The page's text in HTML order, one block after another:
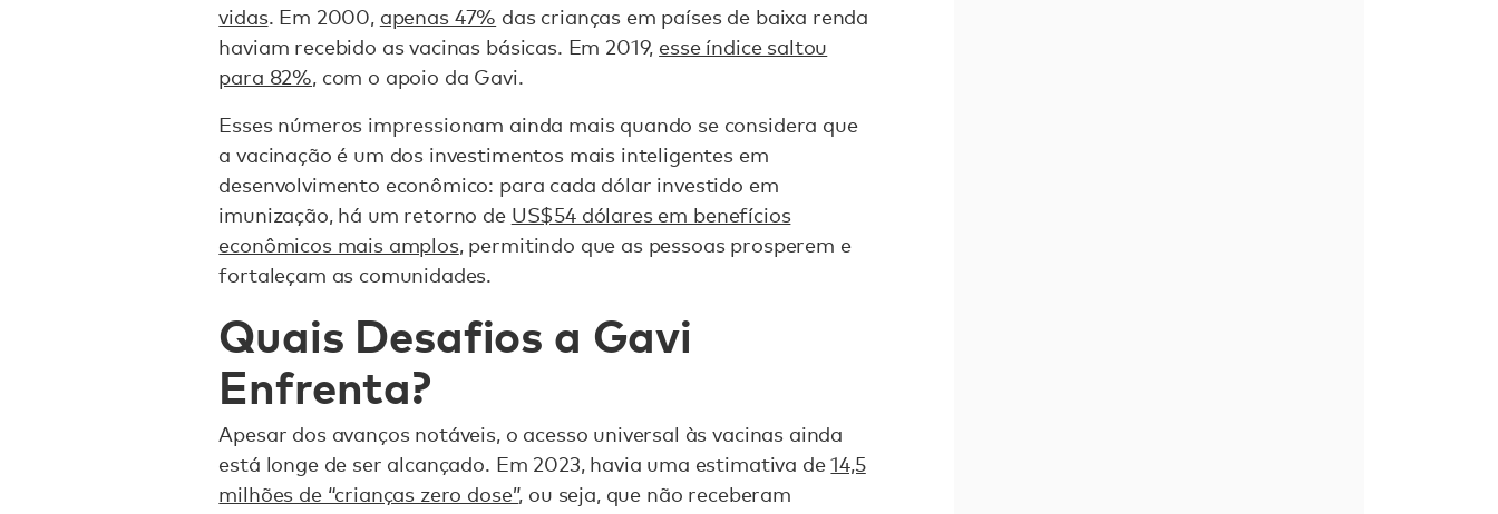
vidas. Em 2000, apenas 47% das crianças em países de baixa renda
haviam recebido as vacinas básicas. Em 2019, esse índice saltou
para 82%, com o apoio da Gavi.
Esses números impressionam ainda mais quando se considera que
a vacinação é um dos investimentos mais inteligentes em
desenvolvimento econômico: para cada dólar investido em
imunização, há um retorno de US$54 dólares em benefícios
econômicos mais amplos, permitindo que as pessoas prosperem e
fortaleçam as comunidades.
Quais Desafios a Gavi
Enfrenta?
Apesar dos avanços notáveis, o acesso universal às vacinas ainda
está longe de ser alcançado. Em 2023, havia uma estimativa de14,5
milhões de “crianças zero dose”, ou seja, que não receberam